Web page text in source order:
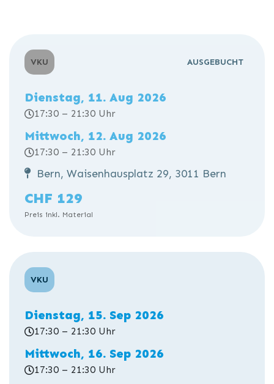
VKU AUSGEBUCHT
Dienstag, 11. Aug 2026
17:30 – 21:30 Uhr
Mittwoch, 12. Aug 2026
17:30 – 21:30 Uhr
Bern, Waisenhausplatz 29, 3011 Bern
CHF 129
Preis inkl. Material
VKU
Dienstag, 15. Sep 2026
17:30 – 21:30 Uhr
Mittwoch, 16. Sep 2026
17:30 – 21:30 Uhr